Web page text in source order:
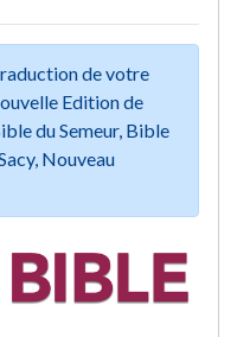
de votre
Edition de
du Semeur, Bible
Nouveau